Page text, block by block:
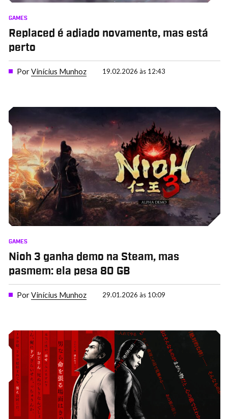
GAMES
Replaced é adiado novamente, mas está
perto
PorVinícius Munhoz 19.02.2026 às 12:43
GAMES
Nioh 3 ganha demo na Steam, mas
pasmem: ela pesa 80 GB
PorVinícius Munhoz 29.01.2026 às 10:09